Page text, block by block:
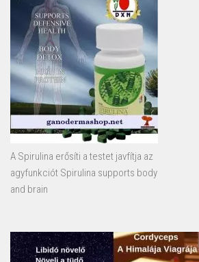
A Spirulina erősíti a testet javfítja az
agyfunkciót Spirulina supports body
and brain